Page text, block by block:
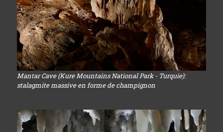
Mantar Cave (Kure Mountains National Park - Turquie):
stalagmite massive en forme de champignon